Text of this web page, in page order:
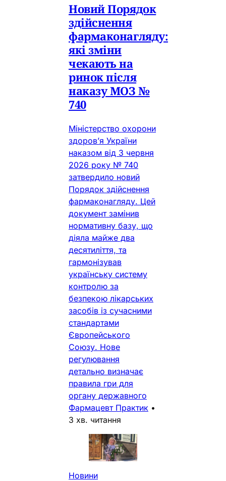
Новий Порядок
здійснення
фармаконагляду:
які зміни
чекають на
ринок після
наказу МОЗ №
740
Міністерство охорони
здоров’я України
наказом від 3 червня
2026 року № 740
затвердило новий
Порядок здійснення
фармаконагляду. Цей
документ замінив
нормативну базу, що
діяла майже два
десятиліття, та
гармонізував
українську систему
контролю за
безпекою лікарських
засобів із сучасними
стандартами
Європейського
Союзу. Нове
регулювання
детально визначає
правила гри для
органу державного
Фармацевт Практик •
3 хв. читання
Новини